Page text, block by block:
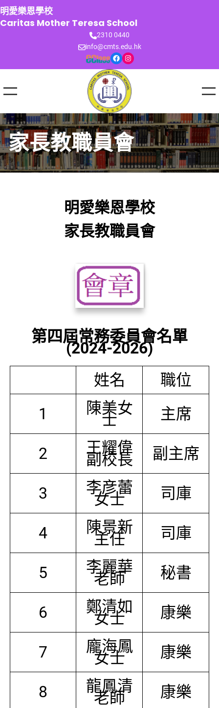
跳
至
主
明愛樂恩學校
Caritas Mother Teresa School
2310 0440
info@cmts.edu.hk
Facebook Instagram
家長教職員會
明愛樂恩學校
家長教職員會
第四屆常務委員會名單
(2024-2026)
姓名
職位
1
陳美女
士 主席
2 王耀偉
副校長 副主席
3 李彦蕾
女士 司庫
4 陳景新
主任 司庫
5 李麗華
老師 秘書
6 鄭清如
女士 康樂
7 龐海鳳
女士 康樂
8 龍鳳清
老師 康樂